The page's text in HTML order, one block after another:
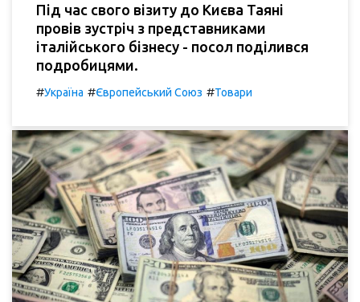
Під час свого візиту до Києва Таяні
провів зустріч з представниками
італійського бізнесу - посол поділився
подробицями.
#Україна #Європейський Союз #Товари